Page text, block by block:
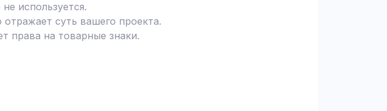
используется.
суть вашего проекта.
права на товарные знаки.